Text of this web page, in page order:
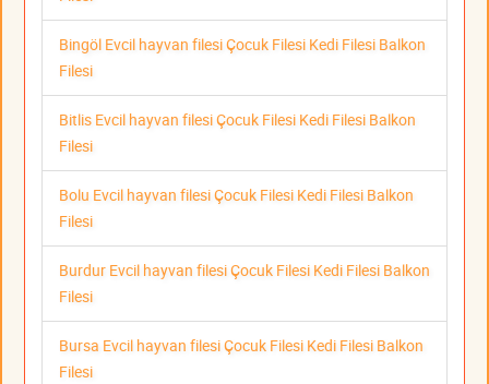
Bingöl Evcil hayvan filesi Çocuk Filesi Kedi Filesi Balkon
Filesi
Bitlis Evcil hayvan filesi Çocuk Filesi Kedi Filesi Balkon
Filesi
Bolu Evcil hayvan filesi Çocuk Filesi Kedi Filesi Balkon
Filesi
Burdur Evcil hayvan filesi Çocuk Filesi Kedi Filesi Balkon
Filesi
Bursa Evcil hayvan filesi Çocuk Filesi Kedi Filesi Balkon
Filesi